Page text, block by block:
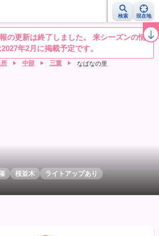
検索 現在地
ンキング 桜開花予想NEWS お花見動画 目的別
の更新は終了しました。 来シーズンの情報
2027年2月に掲載予定です。
中部 三重 なばなの里
桜並木 ライトアップあり